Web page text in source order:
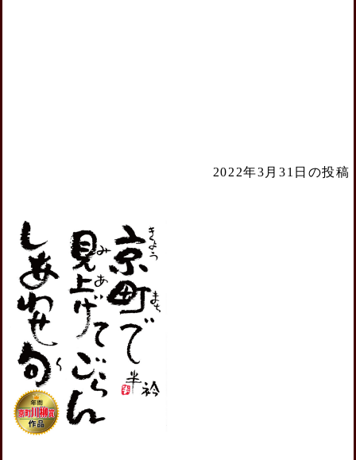
2022年3月31日の投稿